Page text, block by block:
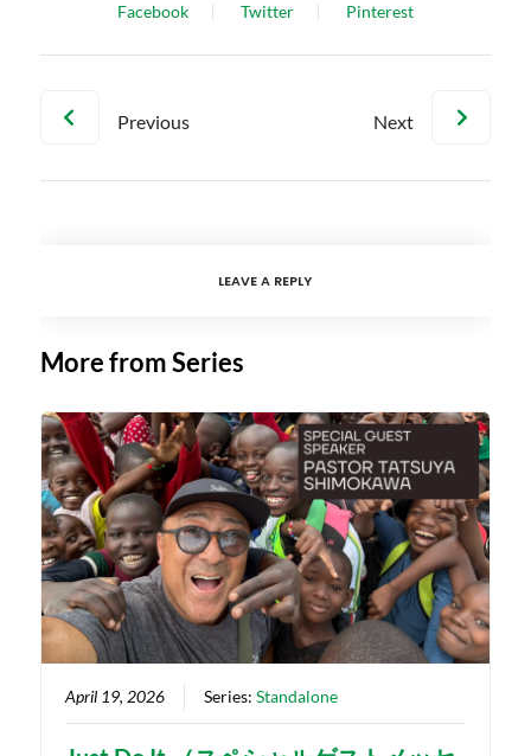
Facebook Twitter Pinterest
Previous Next
LEAVE A REPLY
More from Series
April 19, 2026 Series:Standalone